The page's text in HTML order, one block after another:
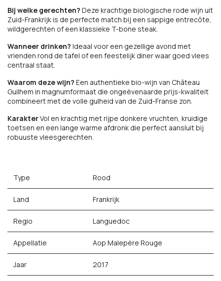
Bij welke gerechten? Deze krachtige biologische rode wijn uit
Zuid-Frankrijk is de perfecte match bij een sappige entrecôte,
wildgerechten of een klassieke T-bone steak.
Wanneer drinken? Ideaal voor een gezellige avond met
vrienden rond de tafel of een feestelijk diner waar goed vlees
centraal staat.
Waarom deze wijn? Een authentieke bio-wijn van Château
Guilhem in magnumformaat die ongeëvenaarde prijs-kwaliteit
combineert met de volle gulheid van de Zuid-Franse zon.
KarakterVol en krachtig met rijpe donkere vruchten, kruidige
toetsen en een lange warme afdronk die perfect aansluit bij
robuuste vleesgerechten.
Type Rood
Land Frankrijk
Regio Languedoc
Appellatie Aop Malepère Rouge
Jaar 2017